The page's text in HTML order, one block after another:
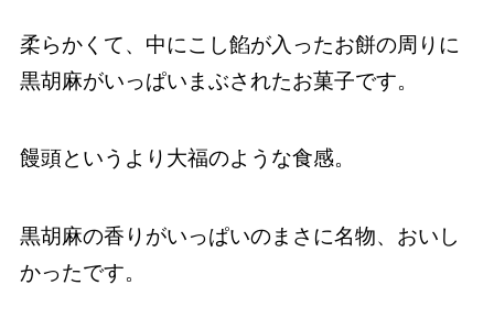
柔らかくて、中にこし餡が入ったお餅の周りに
黒胡麻がいっぱいまぶされたお菓子です。
饅頭というより大福のような食感。
黒胡麻の香りがいっぱいのまさに名物、おいし
かったです。